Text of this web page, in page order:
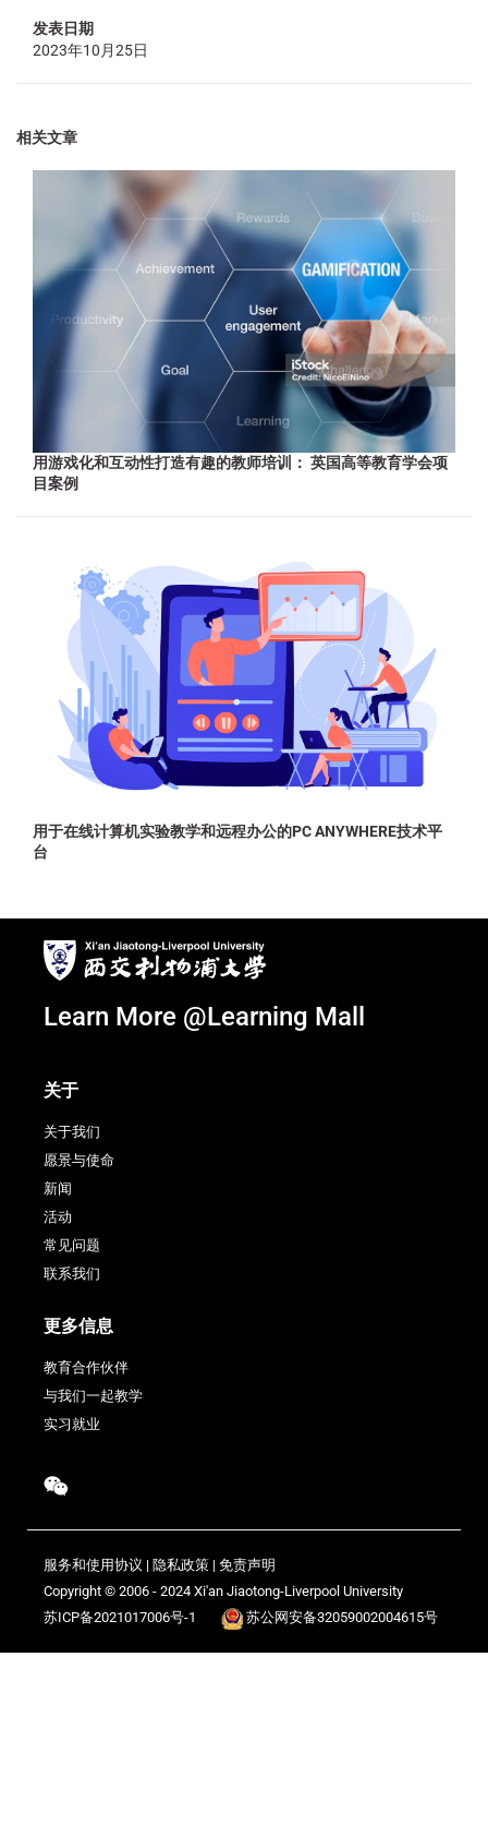
发表日期
2023年10月25日
相关文章
用游戏化和互动性打造有趣的教师培训： 英国高等教育学会项
目案例
用于在线计算机实验教学和远程办公的PC ANYWHERE技术平
台
Learn More @Learning Mall
关于
关于我们
愿景与使命
新闻
活动
常见问题
联系我们
更多信息
教育合作伙伴
与我们一起教学
实习就业
服务和使用协议 | 隐私政策 | 免责声明
Copyright © 2006 - 2024 Xi'an Jiaotong-Liverpool University
苏ICP备2021017006号-1
苏公网安备32059002004615号